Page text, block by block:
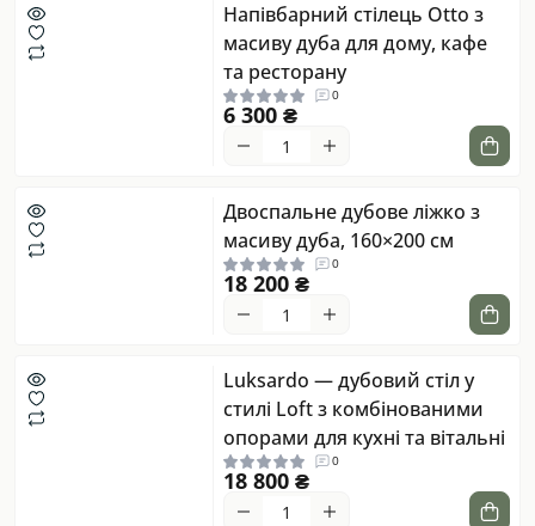
Напівбарний стілець Otto з
масиву дуба для дому, кафе
та ресторану
0
6 300 ₴
Двоспальне дубове ліжко з
масиву дуба, 160×200 см
0
18 200 ₴
Luksardo — дубовий стіл у
стилі Loft з комбінованими
опорами для кухні та вітальні
0
18 800 ₴